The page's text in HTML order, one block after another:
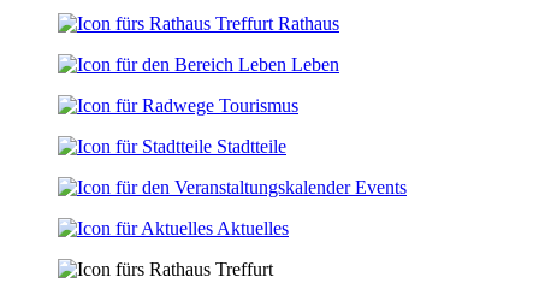
Rathaus
Leben
Tourismus
Stadtteile
Events
Aktuelles